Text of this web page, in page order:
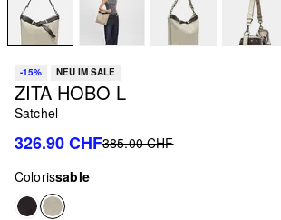
-15% NEU IM SALE
ZITA HOBO L
Satchel
326.90 CHF385.00 CHF
Colorissable